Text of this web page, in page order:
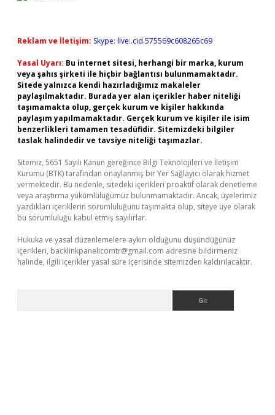
Reklam ve İletişim: Skype: live:.cid.575569c608265c69
Yasal Uyarı: Bu internet sitesi, herhangi bir marka, kurum
veya şahıs şirketi ile hiçbir bağlantısı bulunmamaktadır.
Sitede yalnızca kendi hazırladığımız makaleler
paylaşılmaktadır. Burada yer alan içerikler haber niteliği
taşımamakta olup, gerçek kurum ve kişiler hakkında
paylaşım yapılmamaktadır. Gerçek kurum ve kişiler ile isim
benzerlikleri tamamen tesadüfidir. Sitemizdeki bilgiler
taslak halindedir ve tavsiye niteliği taşımazlar.
Sitemiz, 5651 Sayılı Kanun gereğince Bilgi Teknolojileri ve İletişim
Kurumu (BTK) tarafından onaylanmış bir Yer Sağlayıcı olarak hizmet
vermektedir. Bu nedenle, sitedeki içerikleri proaktif olarak denetleme
veya araştırma yükümlülüğümüz bulunmamaktadır. Ancak, üyelerimiz
yazdıkları içeriklerin sorumluluğunu taşımakta olup, siteye üye olarak
bu sorumluluğu kabul etmiş sayılırlar.
Hukuka ve yasal düzenlemelere aykırı olduğunu düşündüğünüz
içerikleri, backlinkpanelicomtr@gmail.com adresine bildirmeniz
halinde, ilgili içerikler yasal süre içerisinde sitemizden kaldırılacaktır.